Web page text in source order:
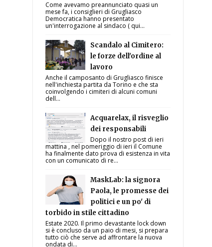
Come avevamo preannunciato quasi un
mese fa, i consiglieri di Grugliasco
Democratica hanno presentato
un'interrogazione al sindaco ( qui...
Scandalo al Cimitero:
le forze dell'ordine al
lavoro
Anche il camposanto di Grugliasco finisce
nell'inchiesta partita da Torino e che sta
coinvolgendo i cimiteri di alcuni comuni
dell...
Acquarelax, il risveglio
dei responsabili
Dopo il nostro post di ieri
mattina , nel pomeriggio di ieri il Comune
ha finalmente dato prova di esistenza in vita
con un comunicato di re...
MaskLab: la signora
Paola, le promesse dei
politici e un po' di
torbido in stile cittadino
Estate 2020. Il primo devastante lock down
si è concluso da un paio di mesi, si prepara
tutto ciò che serve ad affrontare la nuova
ondata di...